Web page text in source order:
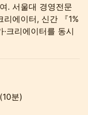
. 서울대 경영전문
에이터, 신간 『1%
크리에이터를 동시
분)